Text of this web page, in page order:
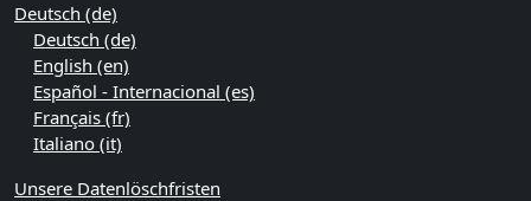
Deutsch ‎(de)‎
Deutsch ‎(de)‎
English ‎(en)‎
Español - Internacional ‎(es)‎
Français ‎(fr)‎
Italiano ‎(it)‎
Unsere Datenlöschfristen